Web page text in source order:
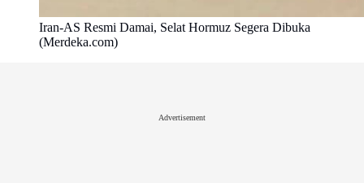
Iran-AS Resmi Damai, Selat Hormuz Segera Dibuka
(Merdeka.com)
Advertisement